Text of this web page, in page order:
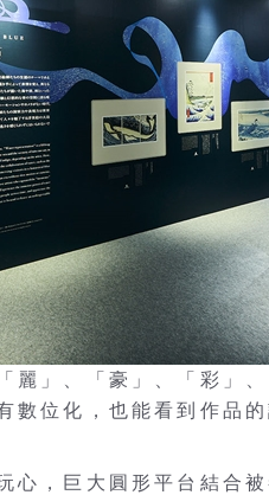
麗」、「豪」、「彩」
數位化，也能看到作
心，巨大圓形平台結合